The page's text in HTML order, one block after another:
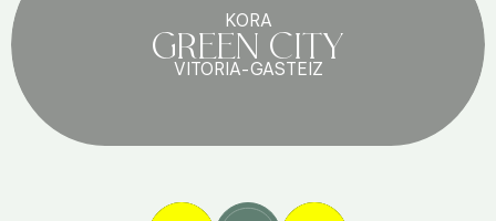
KORA
GREEN CITY
VITORIA-GASTEIZ